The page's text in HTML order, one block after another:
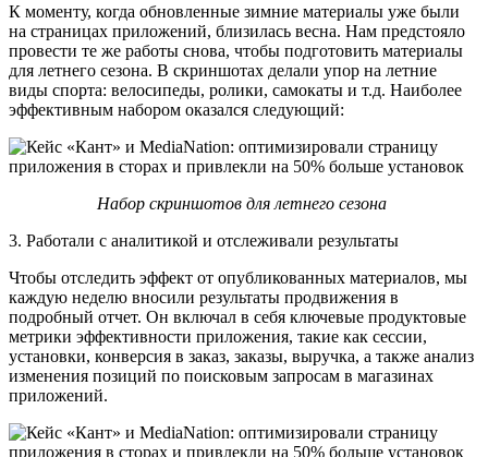
К моменту, когда обновленные зимние материалы уже были
на страницах приложений, близилась весна. Нам предстояло
провести те же работы снова, чтобы подготовить материалы
для летнего сезона. В скриншотах делали упор на летние
виды спорта: велосипеды, ролики, самокаты и т.д. Наиболее
эффективным набором оказался следующий:
Набор скриншотов для летнего сезона
3. Работали с аналитикой и отслеживали результаты
Чтобы отследить эффект от опубликованных материалов, мы
каждую неделю вносили результаты продвижения в
подробный отчет. Он включал в себя ключевые продуктовые
метрики эффективности приложения, такие как сессии,
установки, конверсия в заказ, заказы, выручка, а также анализ
изменения позиций по поисковым запросам в магазинах
приложений.